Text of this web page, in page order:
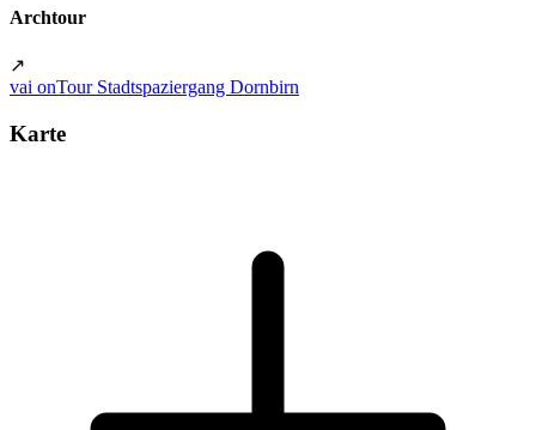
Archtour
↗
vai onTour Stadtspaziergang Dornbirn
Karte